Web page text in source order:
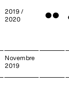
2019 /
2020
● ●
Novembre
2019